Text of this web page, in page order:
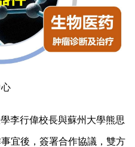
李行偉校長與蘇州大學熊思
宜後，簽署合作協議，雙方